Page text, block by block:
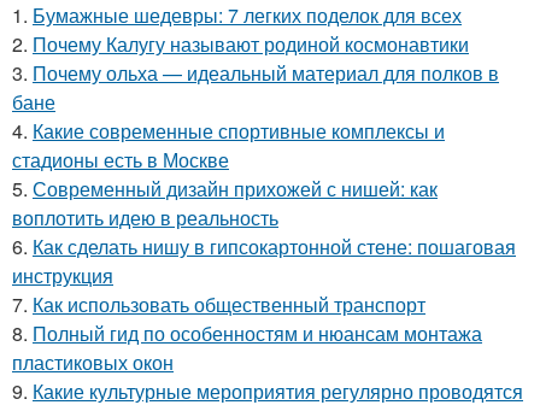
1. Бумажные шедевры: 7 легких поделок для всех
2. Почему Калугу называют родиной космонавтики
3. Почему ольха — идеальный материал для полков в
бане
4. Какие современные спортивные комплексы и
стадионы есть в Москве
5. Современный дизайн прихожей с нишей: как
воплотить идею в реальность
6. Как сделать нишу в гипсокартонной стене: пошаговая
инструкция
7. Как использовать общественный транспорт
8. Полный гид по особенностям и нюансам монтажа
пластиковых окон
9. Какие культурные мероприятия регулярно проводятся